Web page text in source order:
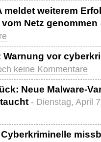
meldet weiterem
Netz genommen
vor
keine Kommentare
Neue Malware-
- Dienstag, April